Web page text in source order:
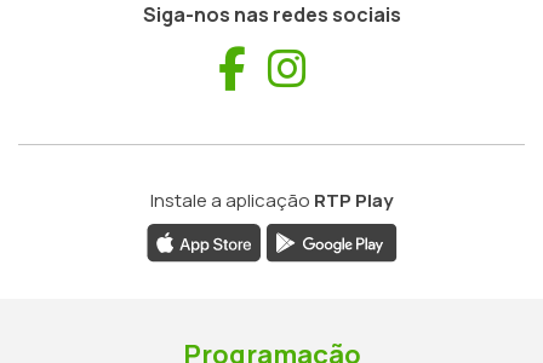
Siga-nos nas redes sociais
Facebook
Instale a aplicação RTP Play
Programação